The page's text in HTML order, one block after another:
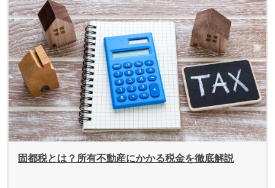
固都税とは？所有不動産にかかる税金を徹底解説